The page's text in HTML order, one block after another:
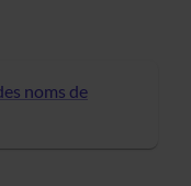
noms de